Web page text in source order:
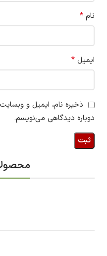
نام *
ایمیل *
ذخیره نام، ایمیل و
دوباره دیدگاهی می‌نویسم.